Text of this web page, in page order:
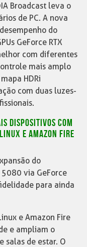
Broadcast leva o
de PC. A nova
do
GeForce RTX
com diferentes
mais amplo
HDRi
com duas luzes-
DISPOSITIVOS COM
E AMAZON FIRE
do
5080 via GeForce
para ainda
e Amazon Fire
e ampliam o
salas de estar. O